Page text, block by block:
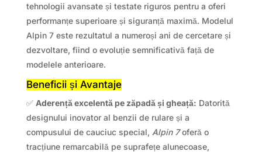
tehnologii avansate și testate riguros pentru a oferi
performanțe superioare și siguranță maximă. Modelul
Alpin 7 este rezultatul a numeroși ani de cercetare și
dezvoltare, fiind o evoluție semnificativă față de
modelele anterioare.
Beneficii și Avantaje
✅ Aderență excelentă pe zăpadă și gheață: Datorită
designului inovator al benzii de rulare și a
compusului de cauciuc special, Alpin 7oferă o
tracțiune remarcabilă pe suprafețe alunecoase,